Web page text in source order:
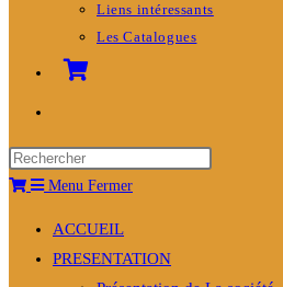
Liens intéressants
Les Catalogues
website
search
Menu Fermer
ACCUEIL
PRESENTATION